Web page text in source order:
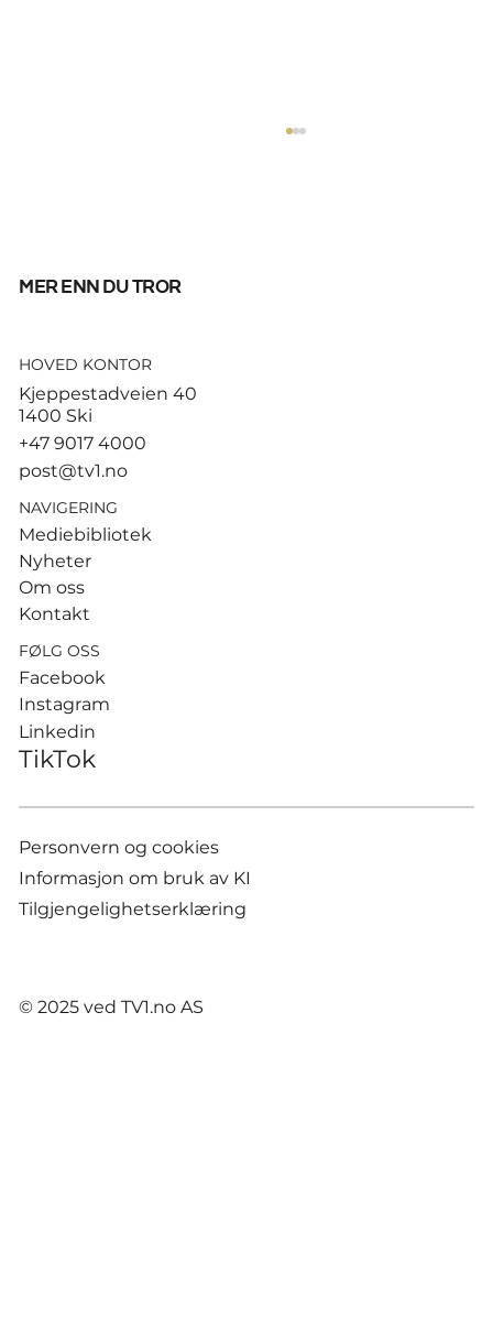
Tyfon har truffet Kina – over
mer enn du tror
HOVED KONTOR
Kjeppestadveien 40
1400 Ski
+47 9017 4000
post@tv1.no
NAVIGERING
Mediebibliotek
Nyheter
Om oss
Kontakt
FØLG OSS
Facebook
Instagram
Linkedin
TikTok
Personvern og cookies
Informasjon om bruk av KI
Tilgjengelighetserklæring
© 2025 ved TV1.no AS